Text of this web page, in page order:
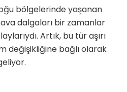
bölgelerinde yaşanan
dalgaları bir zamanlar
Artık, bu tür aşırı
değişikliğine bağlı olarak